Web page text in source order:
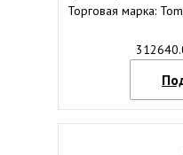
Торговая марка: